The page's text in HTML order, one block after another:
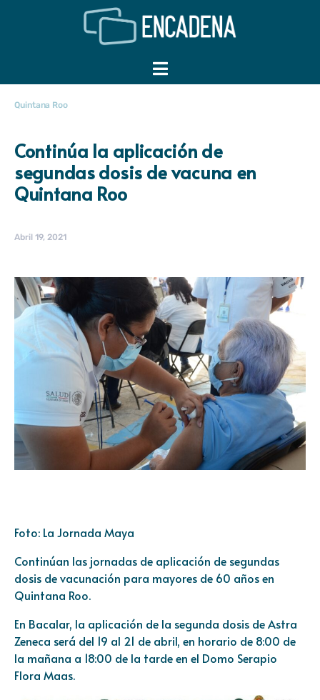
Quintana Roo
Continúa la aplicación de
segundas dosis de vacuna en
Quintana Roo
Abril 19, 2021
Foto: La Jornada Maya
Continúan las jornadas de aplicación de segundas
dosis de vacunación para mayores de 60 años en
Quintana Roo.
En Bacalar, la aplicación de la segunda dosis de Astra
Zeneca será del 19 al 21 de abril, en horario de 8:00 de
la mañana a 18:00 de la tarde en el Domo Serapio
Flora Maas.